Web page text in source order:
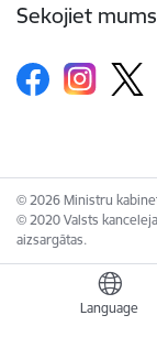
Language
Sekojiet mums
© 2026 Ministru
© 2020 Valsts
aizsargātas.